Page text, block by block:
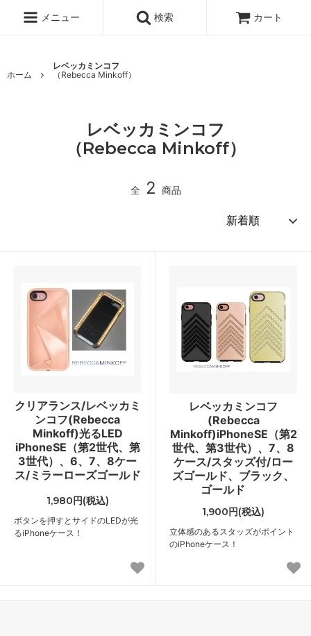
メニュー 検索 カート
ホーム
レベッカミンコフ
（Rebecca Minkoff）
レベッカミンコフ
（Rebecca Minkoff）
全 2 商品
クリアランス/レベッカミ
ンコフ(Rebecca
Minkoff)光るLED
iPhoneSE（第2世代、第
3世代）、6、7、8ケー
ス/ミラーローズゴールド
1,980円(税込)
ボタンを押すとサイドのLEDが光
るiPhoneケース！
レベッカミンコフ
(Rebecca
Minkoff)iPhoneSE（第2
世代、第3世代）、7、8
ケース/スタッズ付/ロー
ズゴールド、ブラック、
ゴールド
1,900円(税込)
立体感のあるスタッズがポイント
のiPhoneケース！